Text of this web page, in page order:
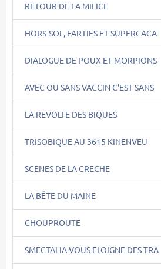
RETOUR DE LA MILICE
HORS-SOL, FARTIES ET SUPERCACA
DIALOGUE DE POUX ET MORPIONS
AVEC OU SANS VACCIN C'EST SANS
LA REVOLTE DES BIQUES
TRISOBIQUE AU 3615 KINENVEU
SCENES DE LA CRECHE
LA BÊTE DU MAINE
CHOUPROUTE
SMECTALIA VOUS ELOIGNE DES TRA